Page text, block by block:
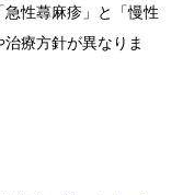
性蕁麻疹」と「慢性
療方針が異なりま